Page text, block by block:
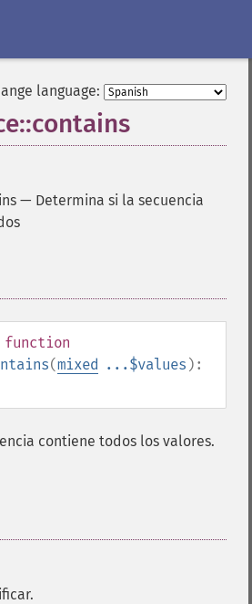
language:
— Determina si la secuencia
function
(mixed ...$values ):
contiene todos los valores.